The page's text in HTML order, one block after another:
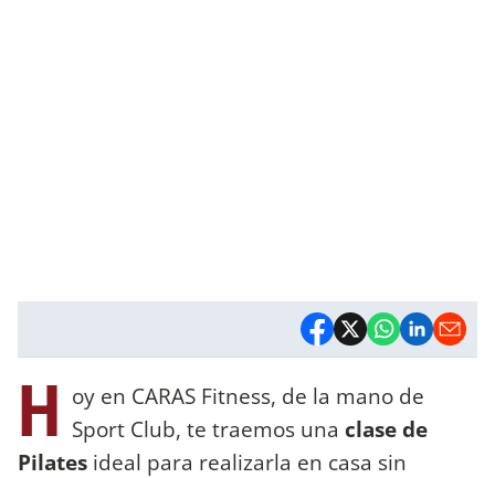
H oy en CARAS Fitness, de la mano de
Sport Club, te traemos una clase de
Pilates ideal para realizarla en casa sin